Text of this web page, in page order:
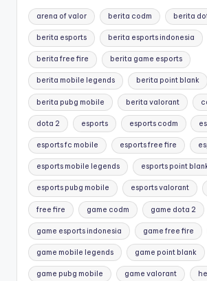
arena of valor berita codm berita
berita esports berita esports indonesia
berita free fire berita game esports
berita mobile legends berita point blank
berita pubg mobile berita valorant
dota 2 esports esports codm
esports fc mobile esports free fire
esports mobile legends esports point
esports pubg mobile esports valorant
free fire game codm game dota 2
game esports indonesia game free fire
game mobile legends game point blank
game pubg mobile game valorant